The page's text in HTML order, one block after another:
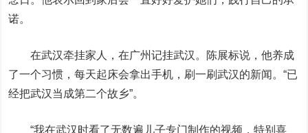
诺。
在武汉牵挂家人，在广州记挂武汉。陈展标说，他养成
了一个习惯，每天起床会拿出手机，刷一刷武汉的新闻。“已
经把武汉当成第二个故乡”。
“我在武汉时看了无数遍儿子专门制作的视频，特别喜